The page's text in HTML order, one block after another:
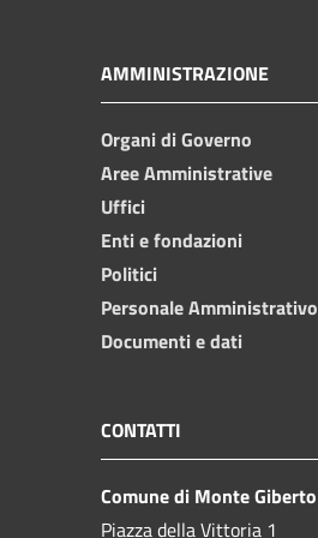
AMMINISTRAZIONE
Organi di Governo
Aree Amministrative
Uffici
Enti e fondazioni
Politici
Personale Amministrativo
Documenti e dati
CONTATTI
Comune di Monte Giberto
Piazza della Vittoria 1